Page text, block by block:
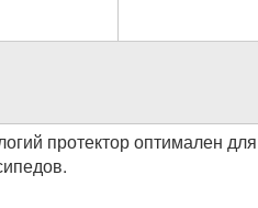
протектор оптимален для